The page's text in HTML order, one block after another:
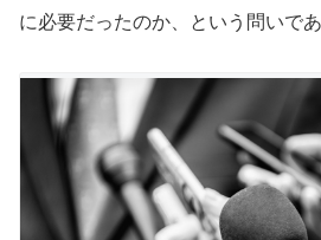
に必要だったのか、という問いであ